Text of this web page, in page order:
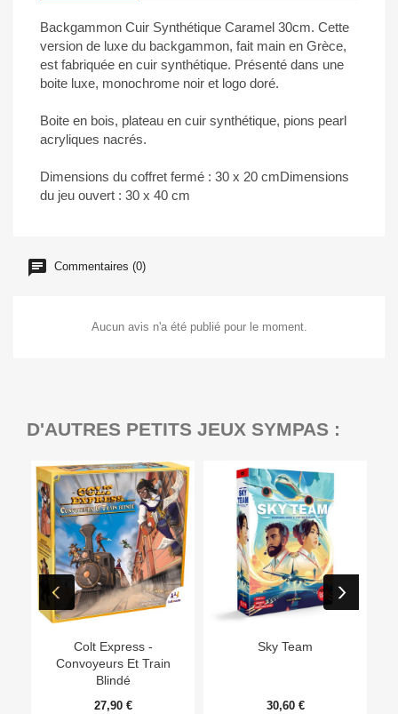
Backgammon Cuir Synthétique Caramel 30cm. Cette
version de luxe du backgammon, fait main en Grèce,
est fabriquée en cuir synthétique. Présenté dans une
boite luxe, monochrome noir et logo doré.
Boite en bois, plateau en cuir synthétique, pions pearl
acryliques nacrés.
Dimensions du coffret fermé : 30 x 20 cmDimensions
du jeu ouvert : 30 x 40 cm
Commentaires (0)
Aucun avis n'a été publié pour le moment.
D'AUTRES PETITS JEUX SYMPAS :
Colt Express -
Convoyeurs Et Train
Blindé
27,90 €
Sky Team
30,60 €